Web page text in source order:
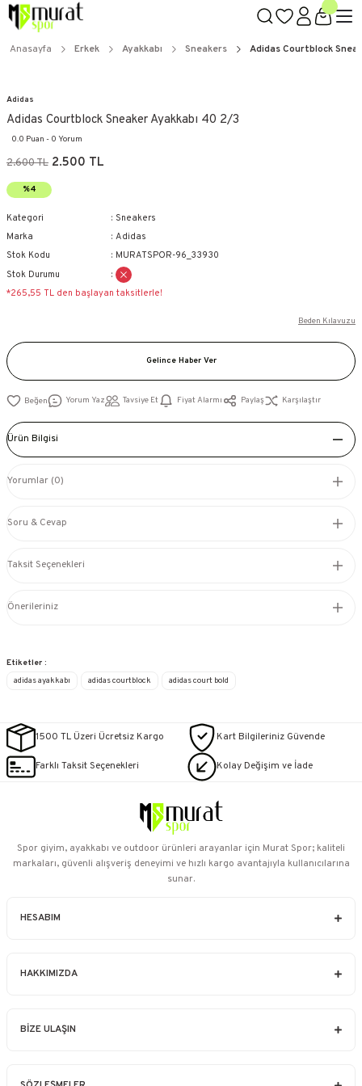
Anasayfa Erkek Ayakkabı Sneakers Adidas Courtblock
Adidas
Adidas Courtblock Sneaker Ayakkabı 40 2/3
0.0 Puan - 0 Yorum
2.600 TL 2.500 TL
%4
Kategori
Sneakers
Marka
Adidas
Stok Kodu
MURATSPOR-96_33930
Stok Durumu
*265,55 TL den başlayan taksitlerle!
Beden Kılavuzu
Gelince Haber Ver
Yorum Yaz Tavsiye Et Fiyat Alarmı Paylaş Karşılaştır
Ürün Bilgisi
Yorumlar (0)
Soru & Cevap
Taksit Seçenekleri
Önerileriniz
Etiketler :
adidas ayakkabı
adidas courtblock adidas court bold
1500 TL Üzeri Ücretsiz Kargo Kart Bilgileriniz Güvende
Farklı Taksit Seçenekleri Kolay Değişim ve İade
HESABIM
HAKKIMIZDA
BİZE ULAŞIN
Spor giyim, ayakkabı ve outdoor ürünleri arayanlar için Murat Spor; kaliteli
markaları, güvenli alışveriş deneyimi ve hızlı kargo avantajıyla kullanıcılarına
sunar.